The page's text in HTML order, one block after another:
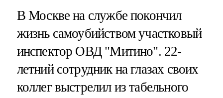
В Москве на службе покончил
жизнь самоубийством участковый
инспектор ОВД "Митино". 22-
летний сотрудник на глазах своих
коллег выстрелил из табельного